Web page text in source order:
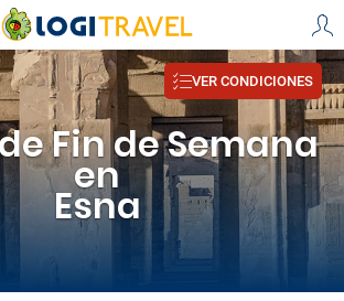
Fin de Semana
en
Esna
VER CONDICIONES